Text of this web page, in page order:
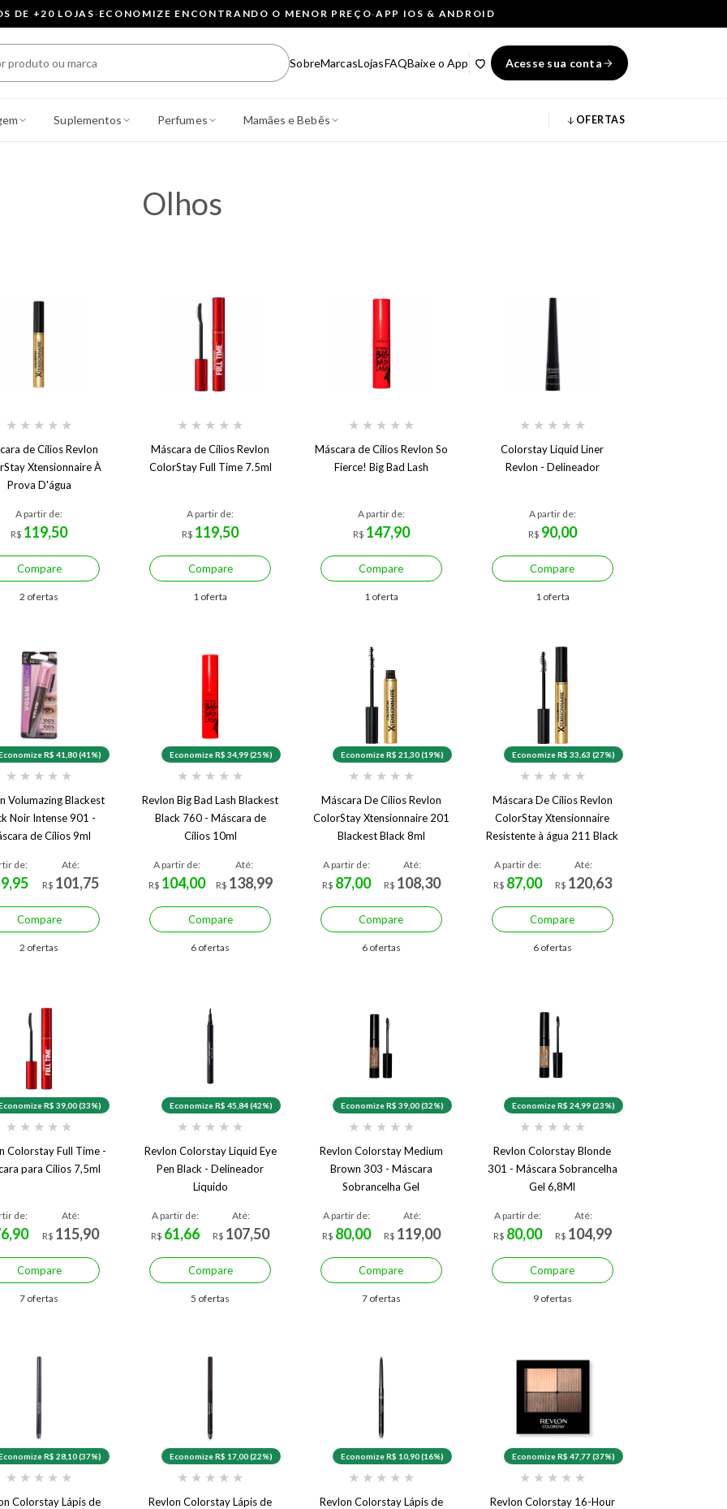
DE +20 LOJAS· ECONOMIZE ENCONTRANDO O MENOR PREÇO·APP IOS & ANDROID
SobreMarcasLojasFAQBaixe o App Acesse sua conta
Suplementos Perfumes Mamães e Bebês OFERTAS
Olhos
★ ★ ★ ★ ★
de Cílios Revlon
Xtensionnaire À
Prova D'água
A partir de:
R$ 119,50
Compare
2 ofertas
★ ★ ★ ★ ★
Máscara de Cílios Revlon
ColorStay Full Time 7.5ml
A partir de:
R$ 119,50
Compare
1 oferta
★ ★ ★ ★ ★
Máscara de Cílios Revlon So
Fierce! Big Bad Lash
A partir de:
R$ 147,90
Compare
1 oferta
★ ★ ★ ★ ★
Colorstay Liquid Liner
Revlon - Delineador
A partir de:
R$ 90,00
Compare
1 oferta
R$ 41,80 (41%)
★ ★ ★ ★ ★
Volumazing Blackest
Noir Intense 901 -
de Cílios 9ml
de:
Até:
R$ 101,75
Compare
2 ofertas
Economize R$ 34,99 (25%)
★ ★ ★ ★ ★
Revlon Big Bad Lash Blackest
Black 760 - Máscara de
Cílios 10ml
A partir de:
R$ 104,00
Até:
R$ 138,99
Compare
6 ofertas
Economize R$ 21,30 (19%)
★ ★ ★ ★ ★
Máscara De Cílios Revlon
ColorStay Xtensionnaire 201
Blackest Black 8ml
A partir de:
R$ 87,00
Até:
R$ 108,30
Compare
6 ofertas
Economize R$ 33,63 (27%)
★ ★ ★ ★ ★
Máscara De Cílios Revlon
ColorStay Xtensionnaire
Resistente à água 211 Black
A partir de:
R$ 87,00
Até:
R$ 120,63
Compare
6 ofertas
R$ 39,00 (33%)
★ ★ ★ ★ ★
Colorstay Full Time -
para Cílios 7,5ml
de:
Até:
R$ 115,90
Compare
7 ofertas
Economize R$ 45,84 (42%)
★ ★ ★ ★ ★
Revlon Colorstay Liquid Eye
Pen Black - Delineador
Liquido
A partir de:
R$ 61,66
Até:
R$ 107,50
Compare
5 ofertas
Economize R$ 39,00 (32%)
★ ★ ★ ★ ★
Revlon Colorstay Medium
Brown 303 - Máscara
Sobrancelha Gel
A partir de:
R$ 80,00
Até:
R$ 119,00
Compare
7 ofertas
Economize R$ 24,99 (23%)
★ ★ ★ ★ ★
Revlon Colorstay Blonde
301 - Máscara Sobrancelha
Gel 6,8Ml
A partir de:
R$ 80,00
Até:
R$ 104,99
Compare
9 ofertas
R$ 28,10 (37%)
★ ★ ★ ★ ★
Colorstay Lápis de
Economize R$ 17,00 (22%)
★ ★ ★ ★ ★
Revlon Colorstay Lápis de
Economize R$ 10,90 (16%)
★ ★ ★ ★ ★
Revlon Colorstay Lápis de
Economize R$ 47,77 (37%)
★ ★ ★ ★ ★
Revlon Colorstay 16-Hour